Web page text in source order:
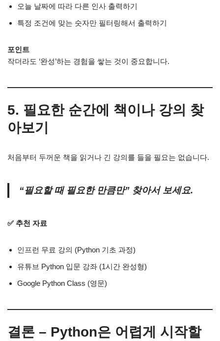
오늘 날짜에 따라 다른 인사 출력하기
특정 조건에 맞는 숫자만 필터링해서 출력하기
포인트
작더라도 ‘완성’하는 경험을 쌓는 것이 중요합니다.
5. 필요한 순간에 책이나 강의 찾
아보기
처음부터 두꺼운 책을 읽거나 긴 강의를 들을 필요는 없습니다.
“필요할 때 필요한 만큼만” 찾아서 보세요.
✅ 추천 자료
인프런 무료 강의 (Python 기초 과정)
유튜브 Python 입문 강좌 (1시간 완성형)
Google Python Class (영문)
결론 – Python은 어렵게 시작할